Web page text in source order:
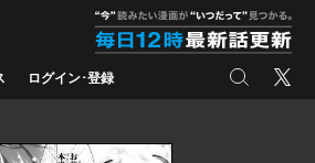
ログイン･登録 検索 X